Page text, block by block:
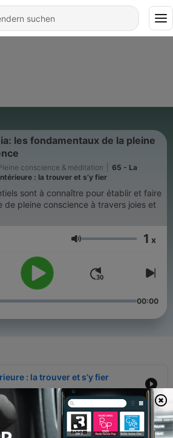
les fondamentaux de la pleine
conscience & méditation
65 - La
: la trouver et s’y fier
sont à connaître pour établir et faire
de pleine conscience à travers joies et
Lautstärke 1 x
00:00
: la trouver et s’y fier